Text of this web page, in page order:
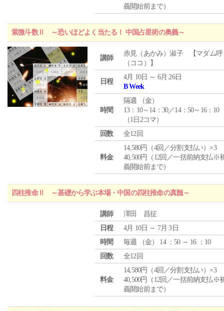
義開始前まで）
紫微斗数Ⅱ ～恐いほどよく当たる！ 中国占星術の奥義～
講師
赤見（あかみ）淑子 【マダム呼
（ココ）】
日程
4月 10日 ～ 6月 26日
B Week
時間
隔週 （金）
13：10～14：30／14：50～16：10
（1日2コマ）
回数
全12回
料金
14,580円（4回／分割支払い）×3
40,500円（12回／一括前納支払※
義開始前まで）
四柱推命Ⅱ ～基礎から学ぶ本場・中国の四柱推命の真髄～
講師
澤田 昌征
日程
4月 10日 ～ 7月 3日
時間
毎週 （金） 14 ：50 ～ 16 ：10
回数
全12回
料金
14,580円（4回／分割支払い）×3
40,500円（12回／一括前納支払※
義開始前まで）